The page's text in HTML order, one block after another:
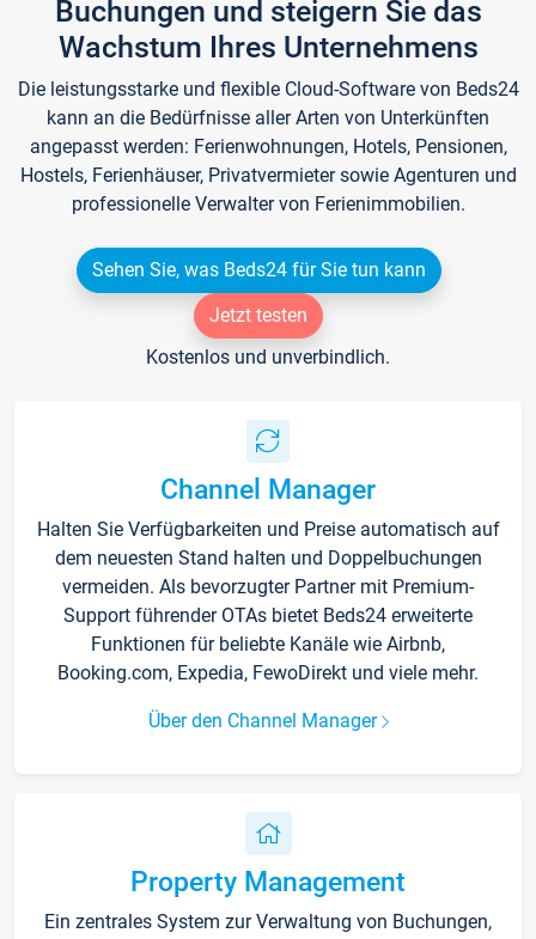
Buchungen und steigern Sie das
Wachstum Ihres Unternehmens
Die leistungsstarke und flexible Cloud-Software von Beds24
kann an die Bedürfnisse aller Arten von Unterkünften
angepasst werden: Ferienwohnungen, Hotels, Pensionen,
Hostels, Ferienhäuser, Privatvermieter sowie Agenturen und
professionelle Verwalter von Ferienimmobilien.
Sehen Sie, was Beds24 für Sie tun kann
Jetzt testen
Kostenlos und unverbindlich.
Channel Manager
Halten Sie Verfügbarkeiten und Preise automatisch auf
dem neuesten Stand halten und Doppelbuchungen
vermeiden. Als bevorzugter Partner mit Premium-
Support führender OTAs bietet Beds24 erweiterte
Funktionen für beliebte Kanäle wie Airbnb,
Booking.com, Expedia, FewoDirekt und viele mehr.
Über den Channel Manager
Property Management
Ein zentrales System zur Verwaltung von Buchungen,